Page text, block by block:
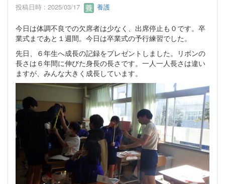
投稿日時 : 2025/03/17 養護
今日は体調不良での欠席者は少なく、出席停止も０です。卒
業式まであと１週間。今日は卒業式の予行練習でした。
先日、６年生へ成長の記録をプレゼントしました。リボンの
長さは６年間に伸びた身長の長さです。一人一人長さは違い
ますが、みんな大きく成長しています。